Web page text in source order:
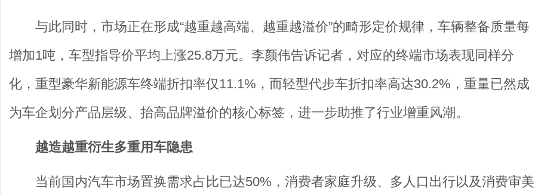
与此同时，市场正在形成“越重越高端、越重越溢价”的畸形定价规律，车辆整备质量每
增加1吨，车型指导价平均上涨25.8万元。李颜伟告诉记者，对应的终端市场表现同样分
化，重型豪华新能源车终端折扣率仅11.1%，而轻型代步车折扣率高达30.2%，重量已然成
为车企划分产品层级、抬高品牌溢价的核心标签，进一步助推了行业增重风潮。
越造越重衍生多重用车隐患
当前国内汽车市场置换需求占比已达50%，消费者家庭升级、多人口出行以及消费审美